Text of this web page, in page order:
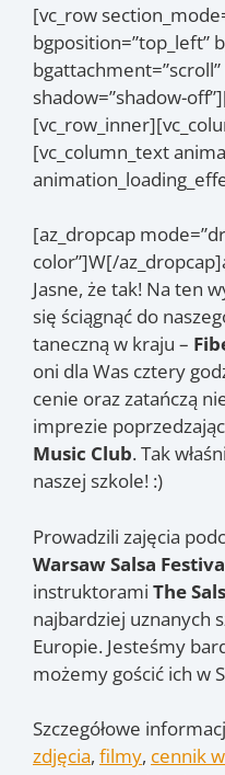
[vc_row
bgposition=”top_left”
shadow=”shadow-
[vc_column_text
[az_dropcap
color”]W[/
Jasne, że tak! Na ten
się ściągnąć do
taneczną w kraju –
oni dla Was cztery
cenie oraz zatańczą
imprezie
Music Club. Tak
naszej szkole! :)
Prowadzili zajęcia
Warsaw Salsa
instruktorami The
najbardziej uznanych
Europie. Jesteśmy
możemy gościć ich w
Szczegółowe
zdjęcia, filmy, cennik